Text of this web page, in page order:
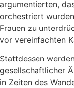
argumentierten,
orchestriert
Frauen zu
vor vereinfachten
Stattdessen
gesellschaftlicher
in Zeiten des